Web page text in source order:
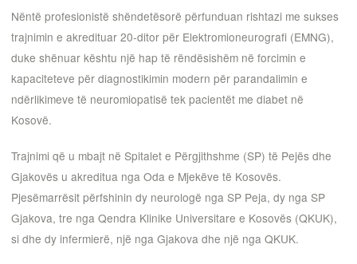
Nëntë profesionistë shëndetësorë përfunduan rishtazi me sukses
trajnimin e akredituar 20-ditor për Elektromioneurografi (EMNG),
duke shënuar kështu një hap të rëndësishëm në forcimin e
kapaciteteve për diagnostikimin modern për parandalimin e
ndërlikimeve të neuromiopatisë tek pacientët me diabet në
Kosovë.
Trajnimi që u mbajt në Spitalet e Përgjithshme (SP) të Pejës dhe
Gjakovës u akreditua nga Oda e Mjekëve të Kosovës.
Pjesëmarrësit përfshinin dy neurologë nga SP Peja, dy nga SP
Gjakova, tre nga Qendra Klinike Universitare e Kosovës (QKUK),
si dhe dy infermierë, një nga Gjakova dhe një nga QKUK.